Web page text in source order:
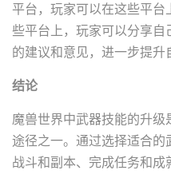
平台，玩家可以在这些平
些平台上，玩家可以分享
的建议和意见，进一步提升
结论
魔兽世界中武器技能的升
途径之一。通过选择适合
战斗和副本、完成任务和